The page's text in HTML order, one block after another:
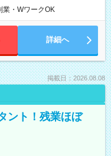
業・WワークOK
詳細へ
掲載日：2026.08.08
ント！残業ほぼ